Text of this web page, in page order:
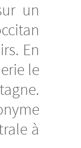
un
En
le
à